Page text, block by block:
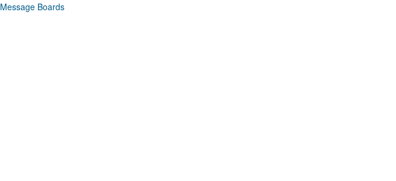
Message Boards